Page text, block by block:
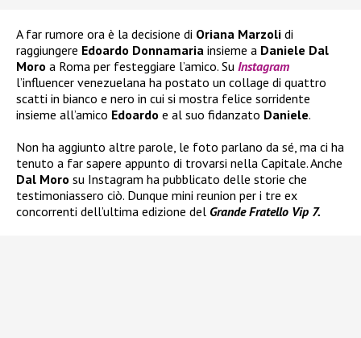
A far rumore ora è la decisione di Oriana Marzoli di
raggiungere Edoardo Donnamaria insieme a Daniele Dal
Moro a Roma per festeggiare l’amico. Su Instagram
l’influencer venezuelana ha postato un collage di quattro
scatti in bianco e nero in cui si mostra felice sorridente
insieme all’amico Edoardo e al suo fidanzato Daniele.
Non ha aggiunto altre parole, le foto parlano da sé, ma ci ha
tenuto a far sapere appunto di trovarsi nella Capitale. Anche
Dal Moro su Instagram ha pubblicato delle storie che
testimoniassero ciò. Dunque mini reunion per i tre ex
concorrenti dell’ultima edizione del Grande Fratello Vip 7.